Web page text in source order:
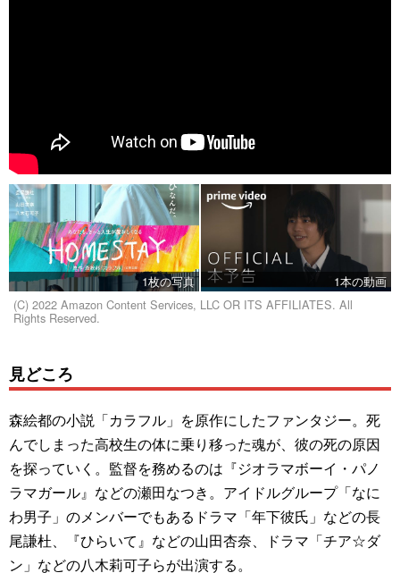
1枚の写真
1本の動画
(C) 2022 Amazon Content Services, LLC OR ITS AFFILIATES. All
Rights Reserved.
見どころ
森絵都の小説「カラフル」を原作にしたファンタジー。死
んでしまった高校生の体に乗り移った魂が、彼の死の原因
を探っていく。監督を務めるのは『ジオラマボーイ・パノ
ラマガール』などの瀬田なつき。アイドルグループ「なに
わ男子」のメンバーでもあるドラマ「年下彼氏」などの長
尾謙杜、『ひらいて』などの山田杏奈、ドラマ「チア☆ダ
ン」などの八木莉可子らが出演する。